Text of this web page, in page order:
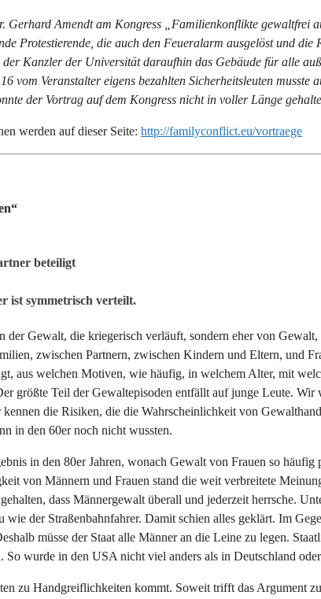
Gerhard Amendt am Kongress „Familienkonflikte
Protestierende, die auch den Feueralarm ausgelöst und
Kanzler der Universität daraufhin das Gebäude für alle
vom Veranstalter eigens bezahlten Sicherheitsleuten
der Vortrag auf dem Kongress nicht in voller Länge
werden auf dieser Seite: http://familyconflict.eu/vortraege
beteiligt
ist symmetrisch verteilt.
Gewalt, die kriegerisch verläuft, sondern eher von
zwischen Partnern, zwischen Kindern und Eltern, und
aus welchen Motiven, wie häufig, in welchem Alter, mit
größte Teil der Gewaltepisoden entfällt auf junge Leute.
die Risiken, die die Wahrscheinlichkeit von
in den 60er noch nicht wussten.
in den 80er Jahren, wonach Gewalt von Frauen so
von Männern und Frauen stand die weit verbreitete
dass Männergewalt überall und jederzeit herrsche.
der Straßenbahnfahrer. Damit schien alles geklärt. Im
müsse der Staat alle Männer an die Leine zu legen.
wurde in den USA nicht viel anders als in Deutschland
zu Handgreiflichkeiten kommt. Soweit trifft das Argument